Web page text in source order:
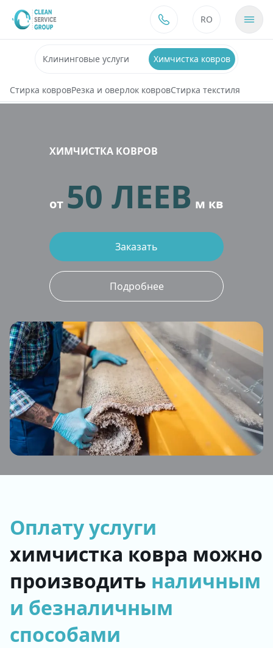
Перейти к содержимому
RO
Клининговые услуги Химчистка ковров
Стирка ковровРезка и оверлок ковровСтирка текстиля
ХИМЧИСТКА КОВРОВ
от 50 ЛЕЕВ м кв
Заказать
Подробнее
Оплату услуги
химчистка ковра можно
производить наличным
и безналичным
способами